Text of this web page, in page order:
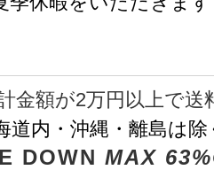
金額が2万円以上で送
道内・沖縄・離島は
DOWN MAX